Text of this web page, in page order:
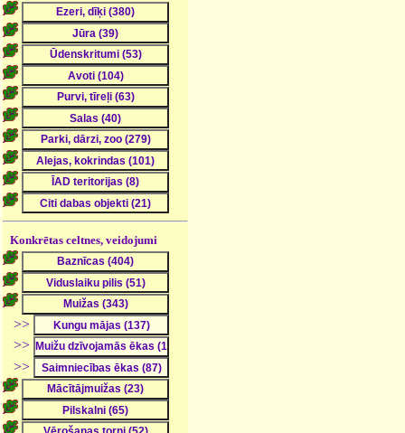
Konkrētas celtnes, veidojumi
>>
>>
>>